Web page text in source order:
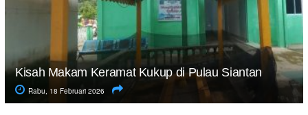
Kisah Makam Keramat Kukup di Pulau Siantan
Rabu, 18 Februari 2026